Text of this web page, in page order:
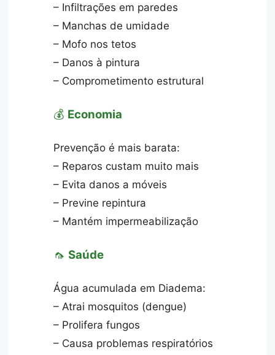
– Infiltrações em paredes
– Manchas de umidade
– Mofo nos tetos
– Danos à pintura
– Comprometimento estrutural
💰 Economia
Prevenção é mais barata:
– Reparos custam muito mais
– Evita danos a móveis
– Previne repintura
– Mantém impermeabilização
🦟 Saúde
Água acumulada em Diadema:
– Atrai mosquitos (dengue)
– Prolifera fungos
– Causa problemas respiratórios